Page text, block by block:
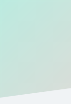
Gizlilik Politikası